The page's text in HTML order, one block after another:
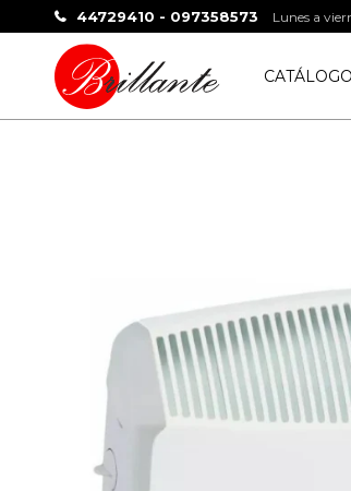
CATÁLOGO
44729410 - 097358573 Lunes a